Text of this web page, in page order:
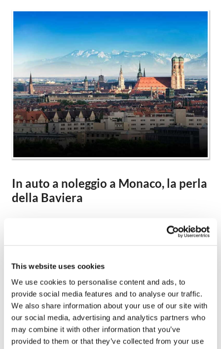
This website uses cookies
We use cookies to personalise content and ads, to
provide social media features and to analyse our traffic.
We also share information about your use of our site with
our social media, advertising and analytics partners who
may combine it with other information that you’ve
provided to them or that they’ve collected from your use
In auto a noleggio a Monaco, la perla
della Baviera
coloro i quali desiderano godere appieno del loro
numerosi tesori, tutti da scoprire in auto a noleggio.
Come scriveva Heinrich Heine, "tra arte e birra, Monaco è
come un villaggio adagiato tra le colline". Con un'auto a
noleggio a Monaco si scopriranno tutti i contrasti di
questa splendida città situata ai piedi delle Alpi.
Noleggiare un'auto a Monaco consentirà di fare una tappa